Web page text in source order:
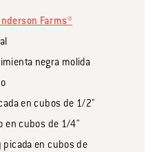
Farms®
negra molida
en cubos de 1/2"
en cubos de 1/4"
picada en cubos de